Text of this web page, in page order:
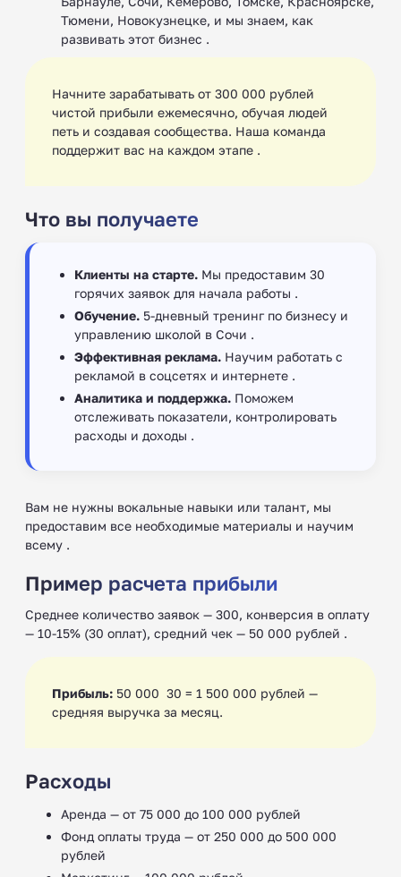
Тюмени, Новокузнецке, и мы знаем, как
развивать этот бизнес .
Начните зарабатывать от 300 000 рублей
чистой прибыли ежемесячно, обучая людей
петь и создавая сообщества. Наша команда
поддержит вас на каждом этапе .
Что вы получаете
Клиенты на старте. Мы предоставим 30
горячих заявок для начала работы .
Обучение. 5-дневный тренинг по бизнесу и
управлению школой в Сочи ‍.
Эффективная реклама. Научим работать с
рекламой в соцсетях и интернете .
Аналитика и поддержка. Поможем
отслеживать показатели, контролировать
расходы и доходы .
Вам не нужны вокальные навыки или талант, мы
предоставим все необходимые материалы и научим
всему .
Пример расчета прибыли
Среднее количество заявок — 300, конверсия в оплату
— 10-15% (30 оплат), средний чек — 50 000 рублей .
Прибыль: 50 000 ­ 30 = 1 500 000 рублей —
средняя выручка за месяц.
Расходы
Аренда — от 75 000 до 100 000 рублей
Фонд оплаты труда — от 250 000 до 500 000
рублей